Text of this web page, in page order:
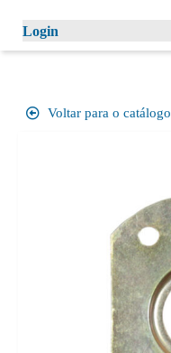
Login
Voltar para o catálogo